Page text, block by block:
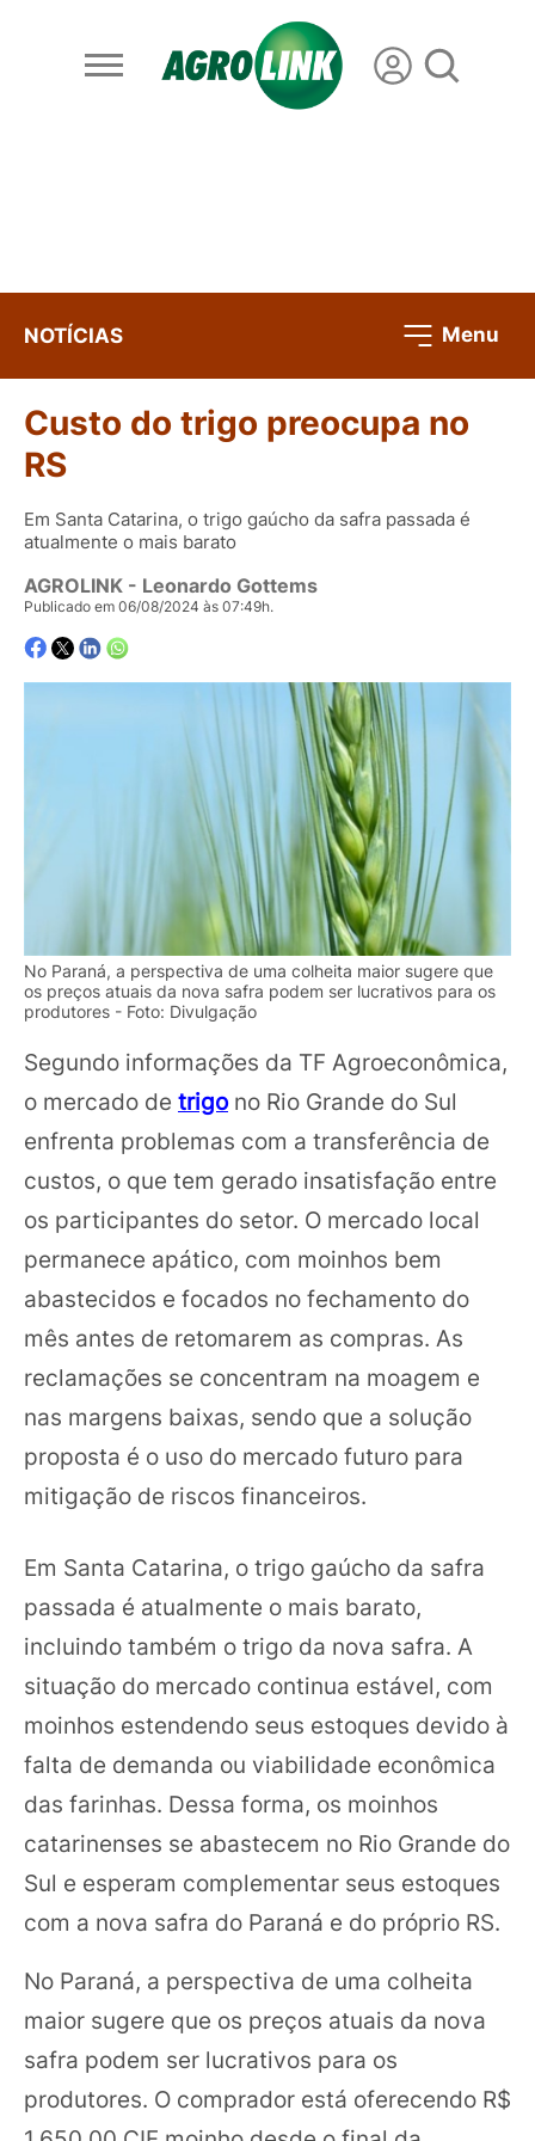
NOTÍCIAS Menu
Custo do trigo preocupa no
RS
Em Santa Catarina, o trigo gaúcho da safra passada é
atualmente o mais barato
AGROLINK - Leonardo Gottems
Publicado em 06/08/2024 às 07:49h.
No Paraná, a perspectiva de uma colheita maior sugere que
os preços atuais da nova safra podem ser lucrativos para os
produtores - Foto: Divulgação
Segundo informações da TF Agroeconômica,
o mercado de trigono Rio Grande do Sul
enfrenta problemas com a transferência de
custos, o que tem gerado insatisfação entre
os participantes do setor. O mercado local
permanece apático, com moinhos bem
abastecidos e focados no fechamento do
mês antes de retomarem as compras. As
reclamações se concentram na moagem e
nas margens baixas, sendo que a solução
proposta é o uso do mercado futuro para
mitigação de riscos financeiros.
Em Santa Catarina, o trigo gaúcho da safra
passada é atualmente o mais barato,
incluindo também o trigo da nova safra. A
situação do mercado continua estável, com
moinhos estendendo seus estoques devido à
falta de demanda ou viabilidade econômica
das farinhas. Dessa forma, os moinhos
catarinenses se abastecem no Rio Grande do
Sul e esperam complementar seus estoques
com a nova safra do Paraná e do próprio RS.
No Paraná, a perspectiva de uma colheita
maior sugere que os preços atuais da nova
safra podem ser lucrativos para os
produtores. O comprador está oferecendo R$